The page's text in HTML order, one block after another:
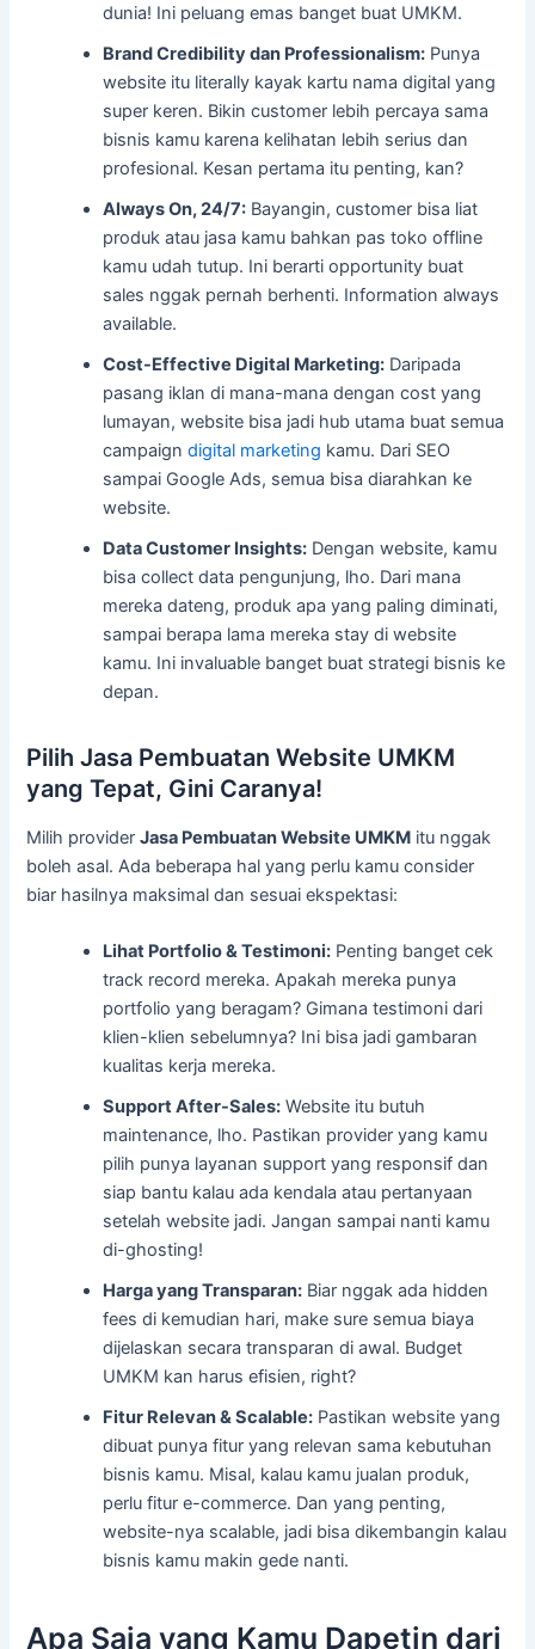
dunia! Ini peluang emas banget buat UMKM.
Brand Credibility dan Professionalism: Punya
website itu literally kayak kartu nama digital yang
super keren. Bikin customer lebih percaya sama
bisnis kamu karena kelihatan lebih serius dan
profesional. Kesan pertama itu penting, kan?
Always On, 24/7: Bayangin, customer bisa liat
produk atau jasa kamu bahkan pas toko offline
kamu udah tutup. Ini berarti opportunity buat
sales nggak pernah berhenti. Information always
available.
Cost-Effective Digital Marketing: Daripada
pasang iklan di mana-mana dengan cost yang
lumayan, website bisa jadi hub utama buat semua
campaigndigital marketing kamu. Dari SEO
sampai Google Ads, semua bisa diarahkan ke
website.
Data Customer Insights: Dengan website, kamu
bisa collect data pengunjung, lho. Dari mana
mereka dateng, produk apa yang paling diminati,
sampai berapa lama mereka stay di website
kamu. Ini invaluable banget buat strategi bisnis ke
depan.
Pilih Jasa Pembuatan Website UMKM
yang Tepat, Gini Caranya!
Milih providerJasa Pembuatan Website UMKM itu nggak
boleh asal. Ada beberapa hal yang perlu kamu consider
biar hasilnya maksimal dan sesuai ekspektasi:
Lihat Portfolio & Testimoni: Penting banget cek
track record mereka. Apakah mereka punya
portfolio yang beragam? Gimana testimoni dari
klien-klien sebelumnya? Ini bisa jadi gambaran
kualitas kerja mereka.
Support After-Sales: Website itu butuh
maintenance, lho. Pastikan provider yang kamu
pilih punya layanan support yang responsif dan
siap bantu kalau ada kendala atau pertanyaan
setelah website jadi. Jangan sampai nanti kamu
di-ghosting!
Harga yang Transparan: Biar nggak ada hidden
fees di kemudian hari, make sure semua biaya
dijelaskan secara transparan di awal. Budget
UMKM kan harus efisien, right?
Fitur Relevan & Scalable: Pastikan website yang
dibuat punya fitur yang relevan sama kebutuhan
bisnis kamu. Misal, kalau kamu jualan produk,
perlu fitur e-commerce. Dan yang penting,
website-nya scalable, jadi bisa dikembangin kalau
bisnis kamu makin gede nanti.
Apa Saja yang Kamu Dapetin dari